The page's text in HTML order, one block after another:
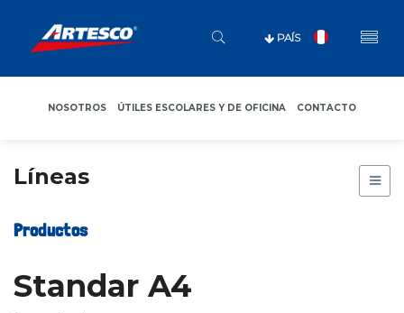
PAÍS
NOSOTROS ÚTILES ESCOLARES Y DE OFICINA CONTACTO
Líneas
Productos
Standar A4